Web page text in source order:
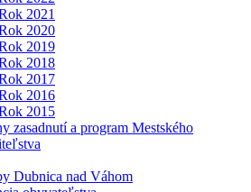
2021
2020
2019
2018
2017
2016
2015
zasadnutí a program Mestského
Dubnica nad Váhom